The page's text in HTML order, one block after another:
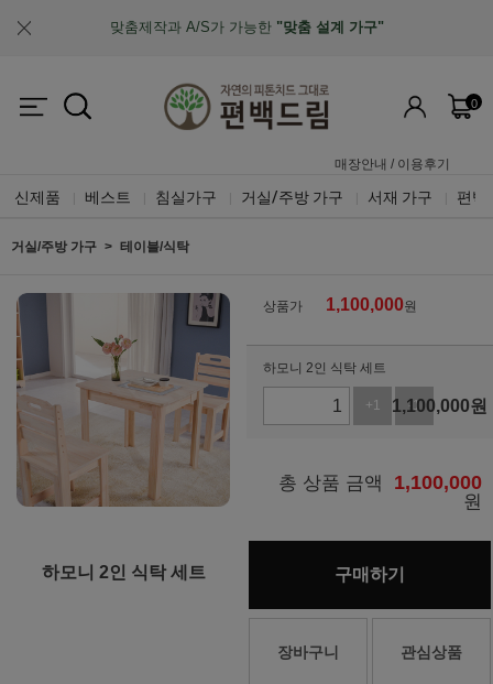
업계최초, 업계유일 체계적인 품질 검증 시스템
0
매장안내 / 이용후기
신제품 베스트 침실가구 거실/주방 가구 서재 가구 편백
거실/주방 가구 테이블/식탁
하모니 2인 식탁 세트
상품가 1,100,000원
하모니 2인 식탁 세트
+1 -1
1,100,000원
총 상품 금액 1,100,000
원
구매하기
장바구니 관심상품